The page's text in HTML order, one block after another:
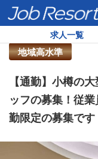
求人一覧
HOME 求人一覧
地域高水準
リゾートバイト求人番号：
【通勤】小樽の
ッフの募集！従
勤限定の募集です